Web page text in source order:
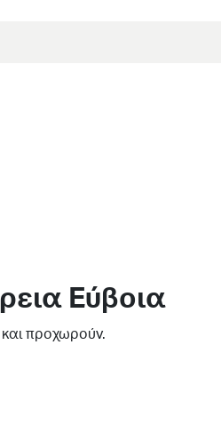
Εύβοια
προχωρούν.